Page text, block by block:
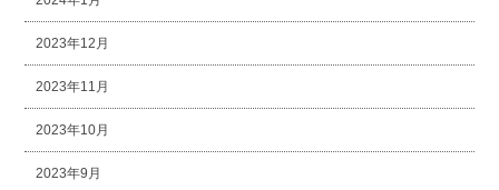
2023年12月
2023年11月
2023年10月
2023年9月